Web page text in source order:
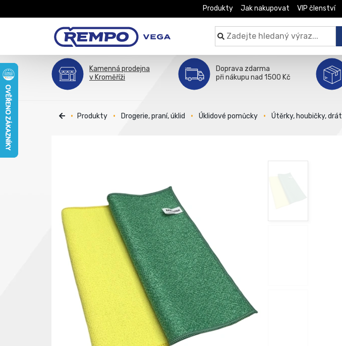
Produkty Jak nakupovat VIP členství
Kamenná prodejna
v Kroměříži
Doprava zdarma
při nákupu nad 1500 Kč
Produkty Drogerie, praní, úklid Úklidové pomůcky Útěrky, houbičky,